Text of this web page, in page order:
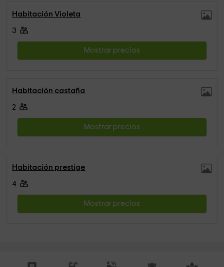
Habitación Violeta
3
Mostrar precios
Habitación castaña
2
Mostrar precios
Habitación prestige
4
Mostrar precios